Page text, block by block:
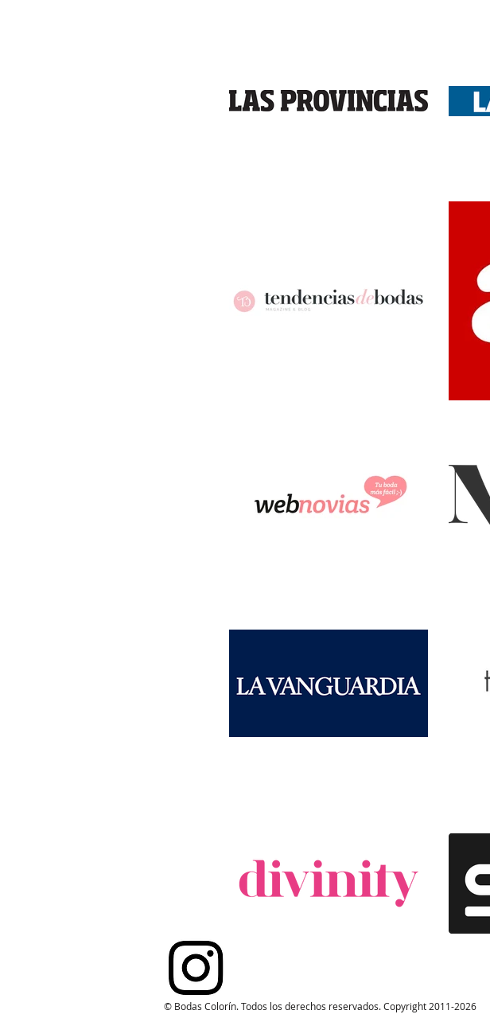
© Bodas Colorín. Todos los derechos reservados. Copyright 2011-2026